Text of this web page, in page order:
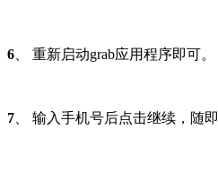
6 、 重新启动grab应用程序即可。
7 、 输入手机号后点击继续，随